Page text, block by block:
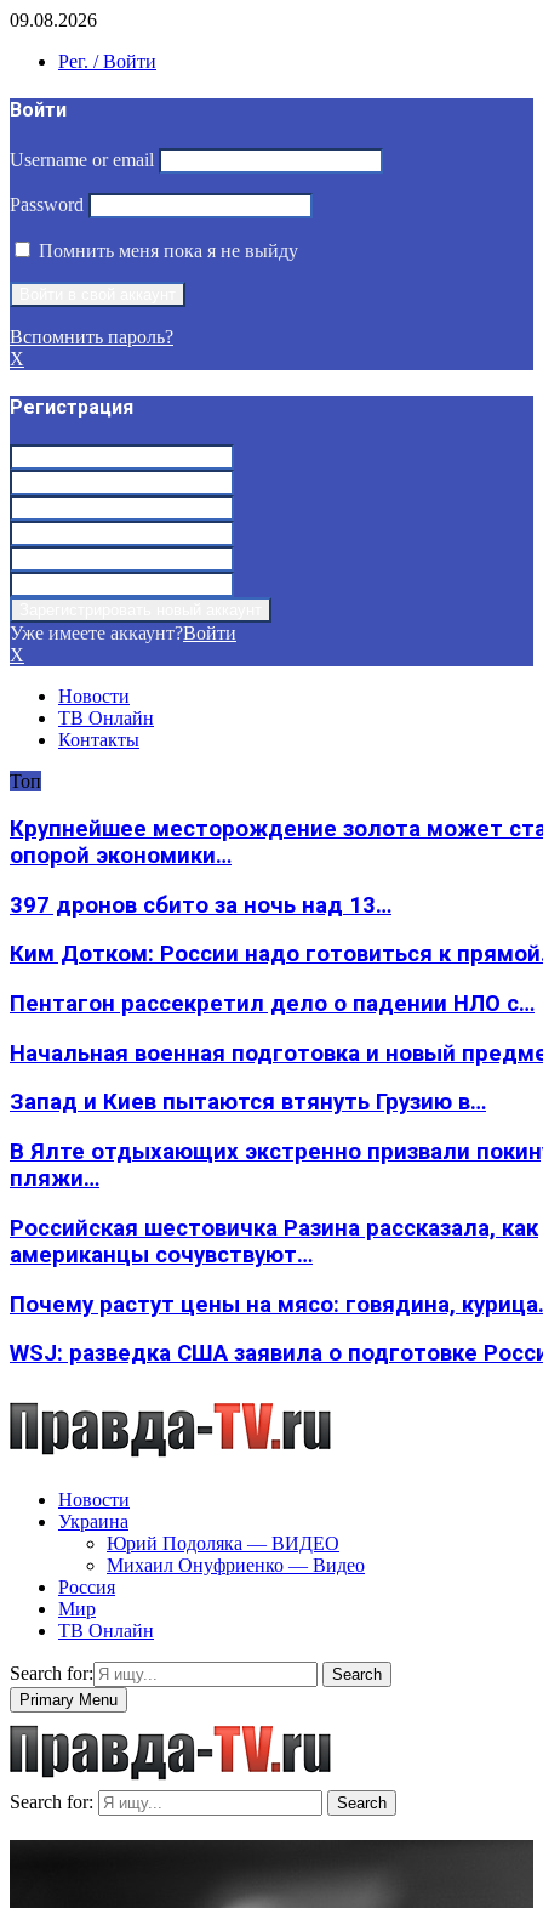
09.08.2026
Рег. / Войти
Войти
Username or email
Password
Помнить меня пока я не выйду
Вспомнить пароль?
X
Регистрация
Уже имеете аккаунт?Войти
X
Новости
ТВ Онлайн
Контакты
Топ
Крупнейшее месторождение золота может
опорой экономики…
397 дронов сбито за ночь над 13…
Ким Дотком: России надо готовиться к
Пентагон рассекретил дело о падении НЛО с…
Начальная военная подготовка и новый
Запад и Киев пытаются втянуть Грузию в…
В Ялте отдыхающих экстренно призвали
пляжи…
Российская шестовичка Разина рассказала, как
американцы сочувствуют…
Почему растут цены на мясо: говядина,
WSJ: разведка США заявила о подготовке
Новости
Украина
Юрий Подоляка — ВИДЕО
Михаил Онуфриенко — Видео
Россия
Мир
ТВ Онлайн
Search for:
Search
Primary Menu
Search for: Search